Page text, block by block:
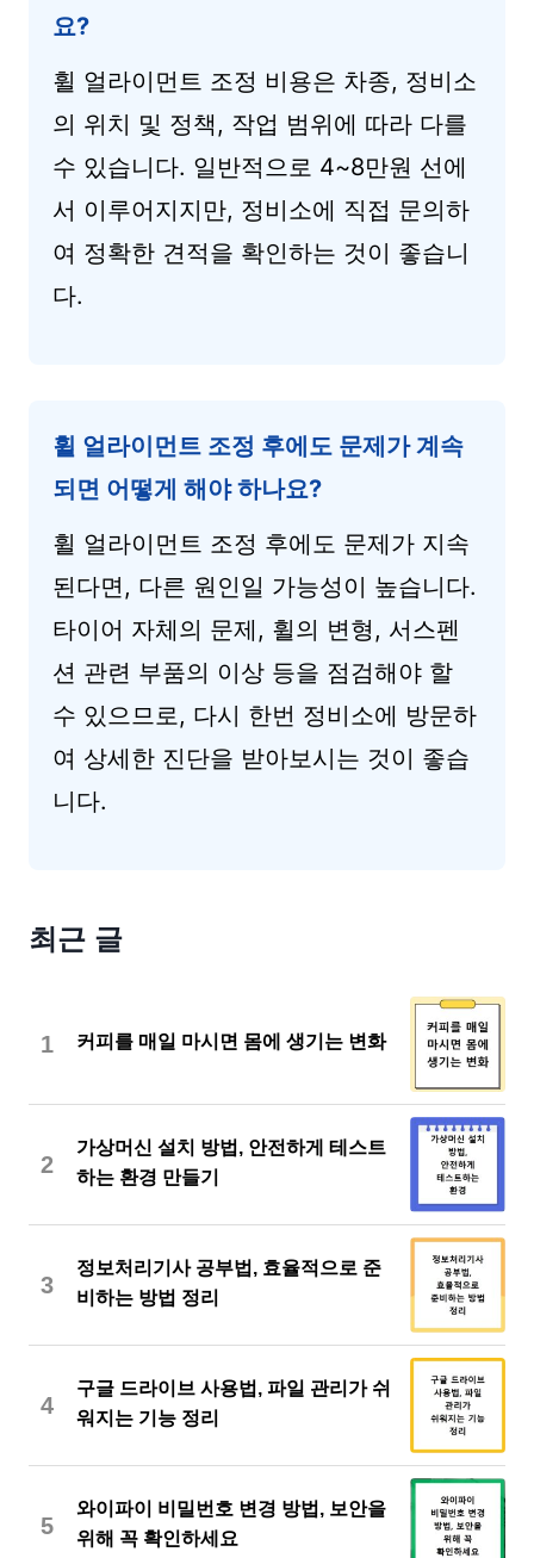
요?
휠 얼라이먼트 조정 비용은 차종, 정비소
의 위치 및 정책, 작업 범위에 따라 다를
수 있습니다. 일반적으로 4~8만원 선에
서 이루어지지만, 정비소에 직접 문의하
여 정확한 견적을 확인하는 것이 좋습니
다.
휠 얼라이먼트 조정 후에도 문제가 계속
되면 어떻게 해야 하나요?
휠 얼라이먼트 조정 후에도 문제가 지속
된다면, 다른 원인일 가능성이 높습니다.
타이어 자체의 문제, 휠의 변형, 서스펜
션 관련 부품의 이상 등을 점검해야 할
수 있으므로, 다시 한번 정비소에 방문하
여 상세한 진단을 받아보시는 것이 좋습
니다.
최근 글
1 커피를 매일 마시면 몸에 생기는 변화
2
가상머신 설치 방법, 안전하게 테스트
하는 환경 만들기
3
정보처리기사 공부법, 효율적으로 준
비하는 방법 정리
4
구글 드라이브 사용법, 파일 관리가 쉬
워지는 기능 정리
5
와이파이 비밀번호 변경 방법, 보안을
위해 꼭 확인하세요